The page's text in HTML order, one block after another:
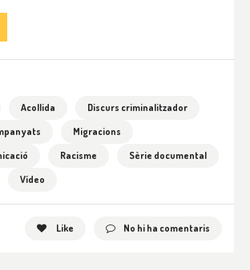
Acollida
Discurs criminalitzador
Migracions
Racisme
Sèrie documental
Vídeo
Like No hi ha comentaris